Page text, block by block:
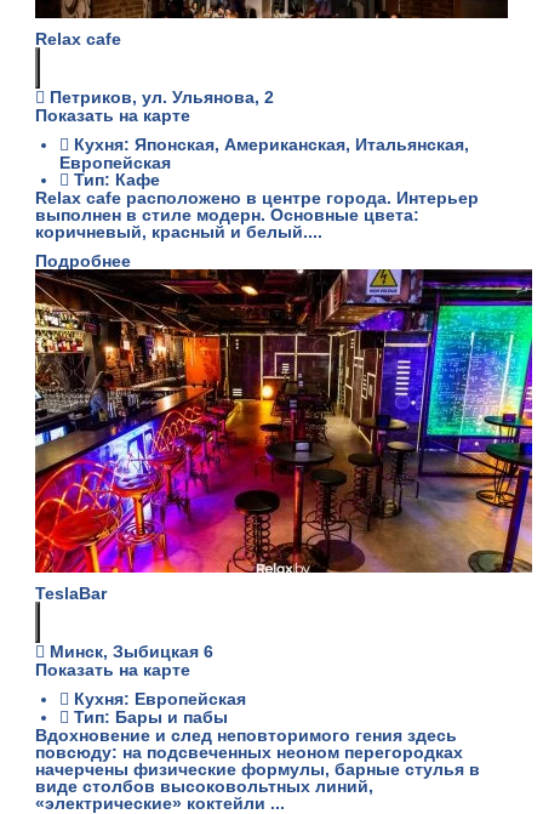
Relax cafe
Петриков, ул. Ульянова, 2
Показать на карте
Кухня: Японская, Американская, Итальянская,
Европейская
Тип: Кафе
Relax cafe расположено в центре города. Интерьер
выполнен в стиле модерн. Основные цвета:
коричневый, красный и белый....
Подробнее
TeslaBar
Минск, Зыбицкая 6
Показать на карте
Кухня: Европейская
Тип: Бары и пабы
Вдохновение и след неповторимого гения здесь
повсюду: на подсвеченных неоном перегородках
начерчены физические формулы, барные стулья в
виде столбов высоковольтных линий,
«электрические» коктейли ...